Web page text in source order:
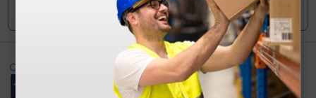
Ottimo